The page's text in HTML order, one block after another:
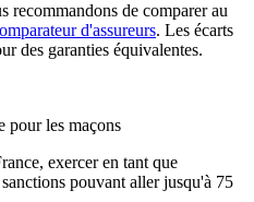
recommandons de comparer au
d'assureurs. Les écarts
des garanties équivalentes.
pour les maçons
exercer en tant que
pouvant aller jusqu'à 75